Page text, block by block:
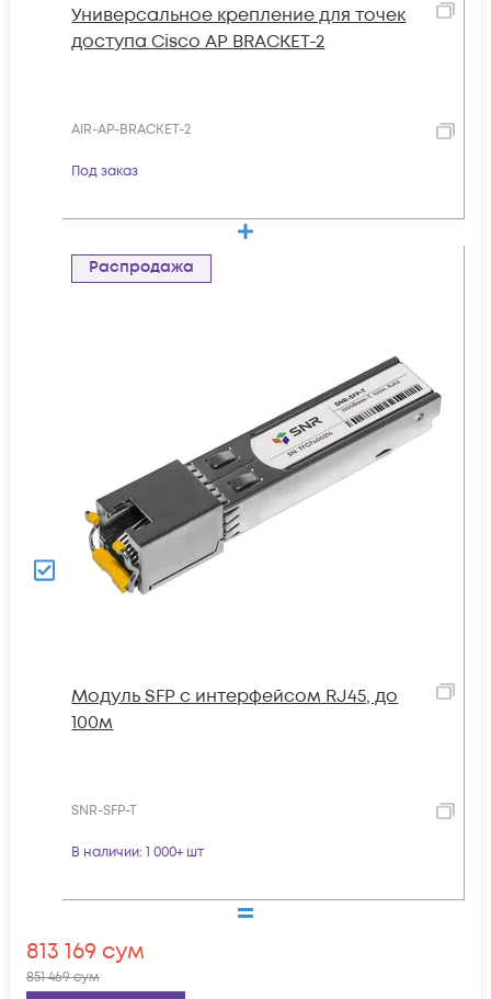
Универсальное крепление для точек
доступа Cisco AP BRACKET-2
AIR-AP-BRACKET-2
Под заказ
Распродажа
Модуль SFP с интерфейсом RJ45, до
100м
SNR-SFP-T
В наличии: 1 000+ шт
813 169 сум
851 469сум